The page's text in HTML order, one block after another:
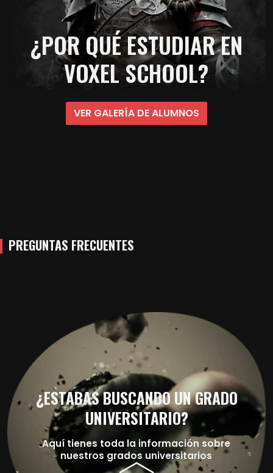
¿POR QUÉ ESTUDIAR EN
VOXEL SCHOOL?
VER GALERÍA DE ALUMNOS
PREGUNTAS FRECUENTES
¿ESTABAS BUSCANDO UN GRADO
UNIVERSITARIO?
Aquí tienes toda la información sobre
nuestros grados universitarios